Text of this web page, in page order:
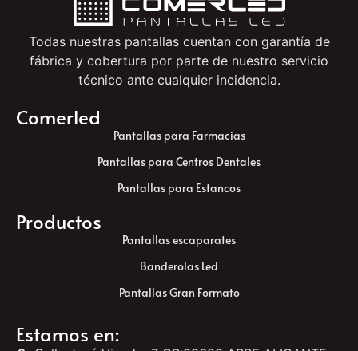
Todas nuestras pantallas cuentan con garantía de
técnico ante cualquier incidencia.
Comerled
Pantallas Gran Formato